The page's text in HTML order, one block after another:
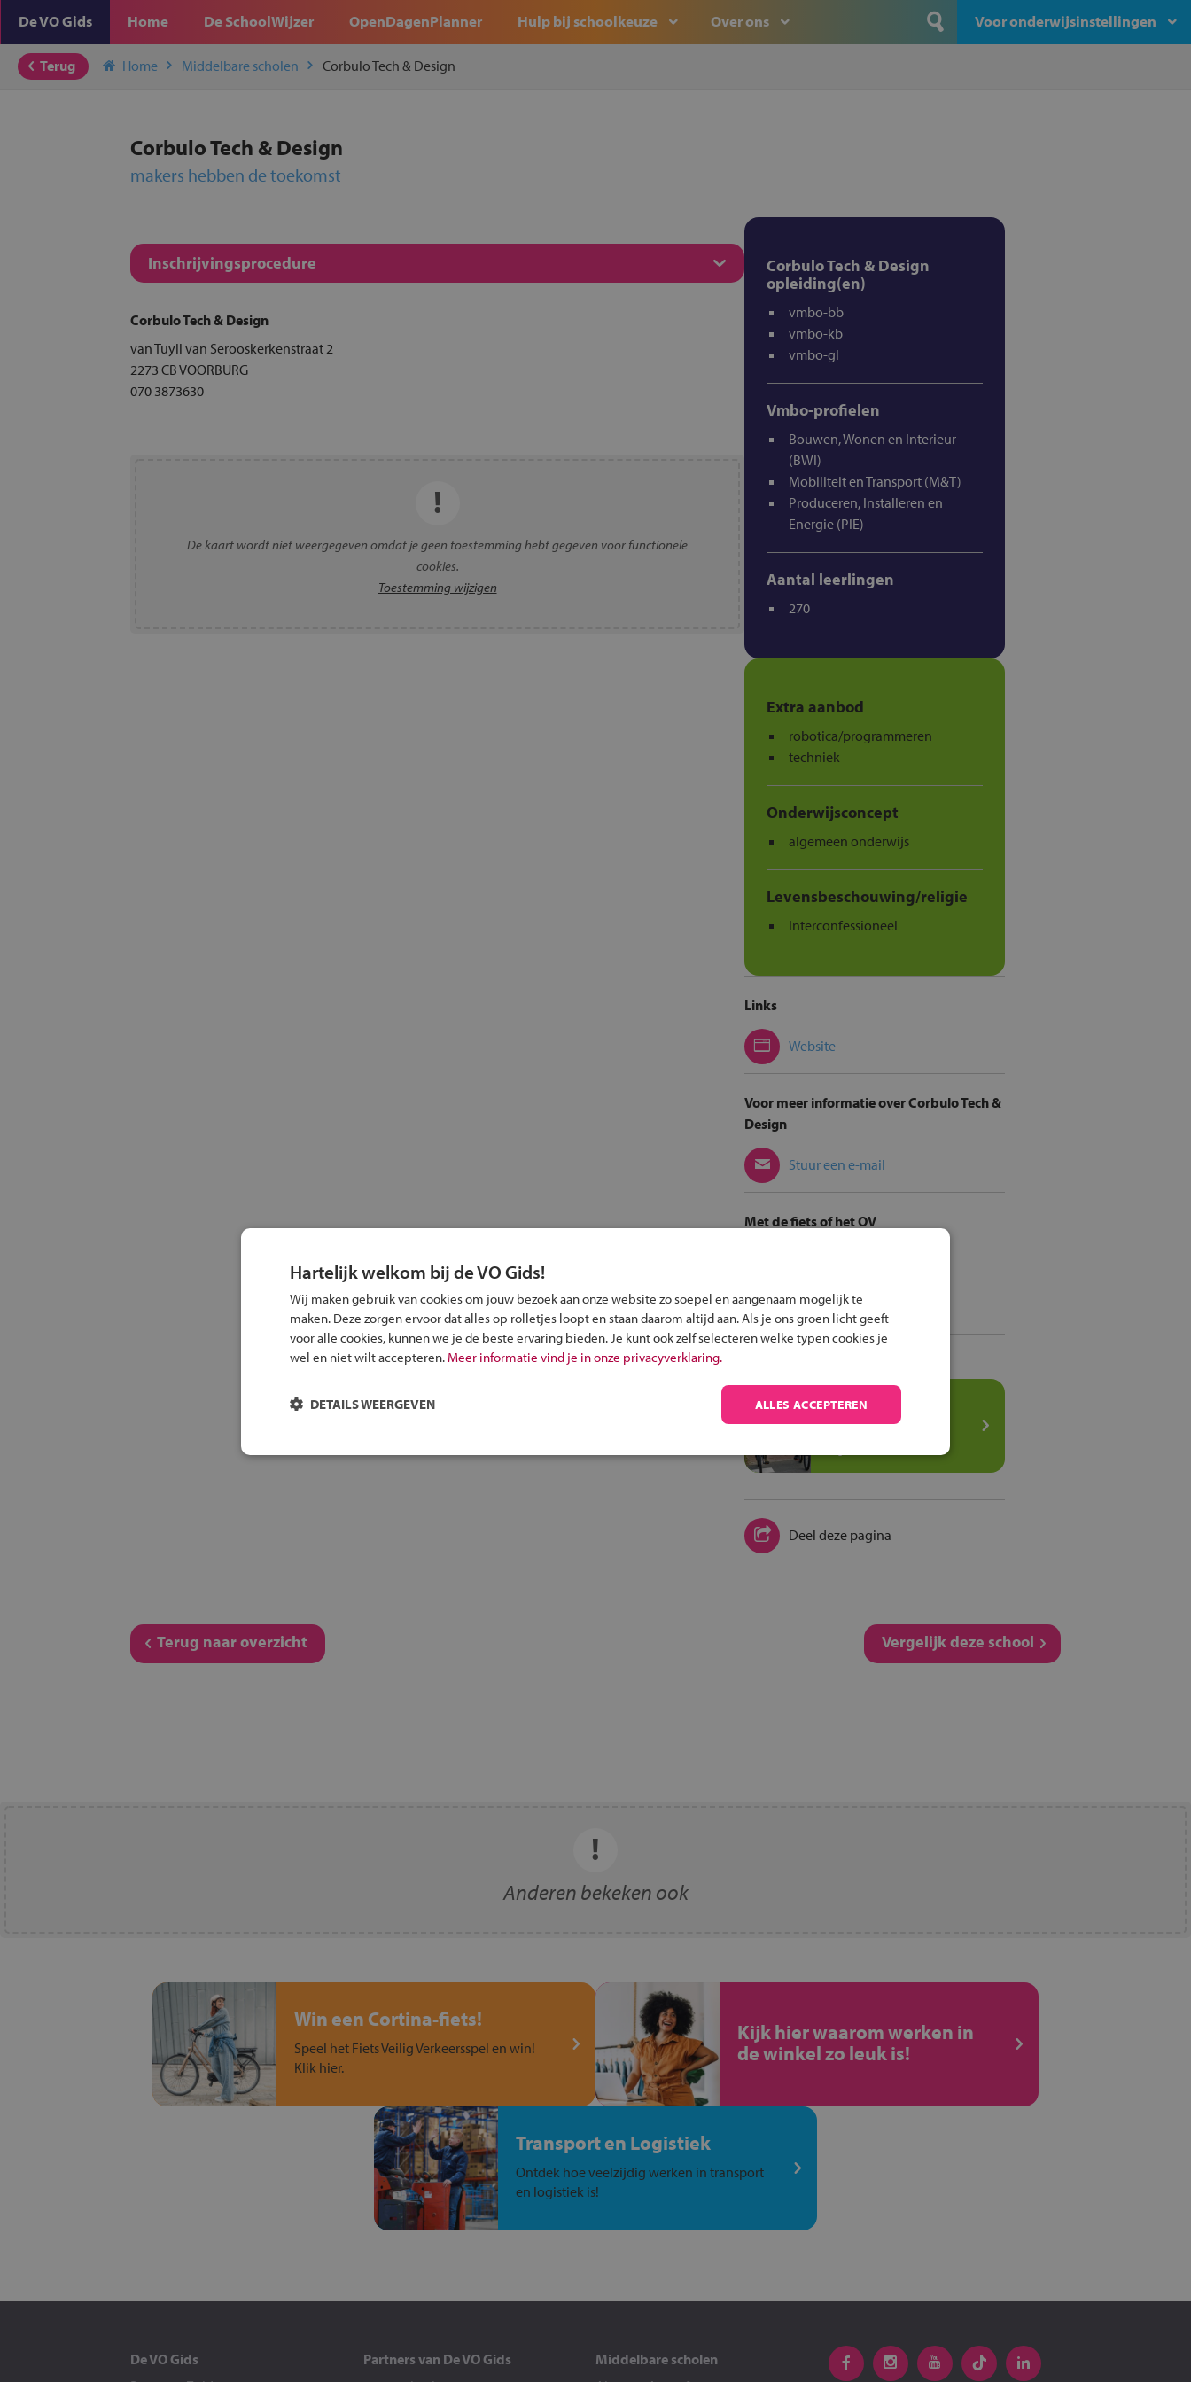
De VO Gids Home De SchoolWijzer OpenDagenPlanner Hulp bij schoolkeuze Over ons Voor onderwijsinstellingen
Terug Home Middelbare scholen Corbulo Tech & Design
Corbulo Tech & Design
makers hebben de toekomst
Inschrijvingsprocedure
Corbulo Tech & Design
van Tuyll van Serooskerkenstraat 2
2273 CB VOORBURG
070 3873630
De kaart wordt niet weergegeven omdat je geen toestemming hebt gegeven voor functionele
cookies.
Toestemming wijzigen
Corbulo Tech & Design
opleiding(en)
vmbo-bb
vmbo-kb
vmbo-gl
Vmbo-profielen
Bouwen, Wonen en Interieur
(BWI)
Mobiliteit en Transport (M&T)
Produceren, Installeren en
Energie (PIE)
Aantal leerlingen
270
Extra aanbod
robotica/programmeren
techniek
Onderwijsconcept
algemeen onderwijs
Levensbeschouwing/religie
Interconfessioneel
Links
Website
Voor meer informatie over Corbulo Tech &
Design
Stuur een e-mail
Met de fiets of het OV
Route met het OV
Speel het
veilig fietsen
Deel deze pagina
Vergelijk deze school
Terug naar overzicht
Anderen bekeken ook
Win een Cortina-fiets!
Speel het Fiets Veilig Verkeersspel en win!
Klik hier.
Kijk hier waarom werken in
de winkel zo leuk is!
Transport en Logistiek
Ontdek hoe veelzijdig werken in transport
en logistiek is!
De VO Gids
Partners van De VO Gids
Middelbare scholen
Hartelijk welkom bij de VO Gids!
Wij maken gebruik van cookies om jouw bezoek aan onze website zo soepel en aangenaam mogelijk te
maken. Deze zorgen ervoor dat alles op rolletjes loopt en staan daarom altijd aan. Als je ons groen licht geeft
voor alle cookies, kunnen we je de beste ervaring bieden. Je kunt ook zelf selecteren welke typen cookies je
wel en niet wilt accepteren. Meer informatie vind je in onze privacyverklaring.
ALLES ACCEPTEREN
DETAILS WEERGEVEN